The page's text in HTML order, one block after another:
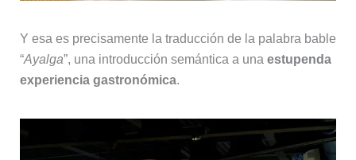
Y esa es precisamente la traducción de la palabra bable
“Ayalga”, una introducción semántica a una estupenda
experiencia gastronómica.